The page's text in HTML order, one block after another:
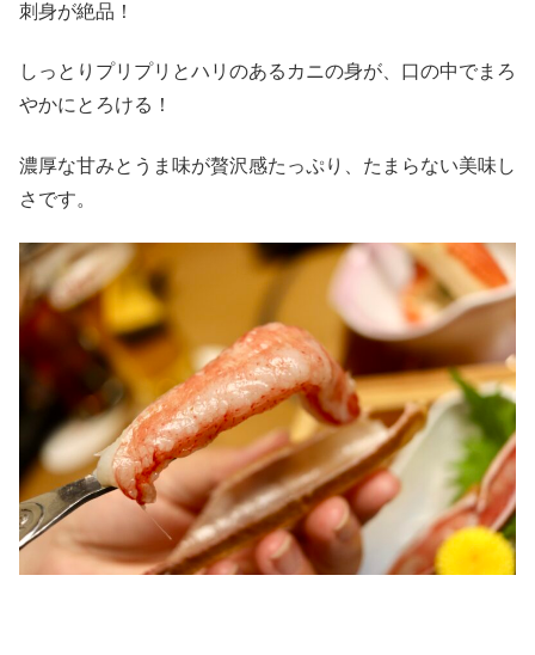
刺身が絶品！
しっとりプリプリとハリのあるカニの身が、口の中でまろ
やかにとろける！
濃厚な甘みとうま味が贅沢感たっぷり、たまらない美味し
さです。